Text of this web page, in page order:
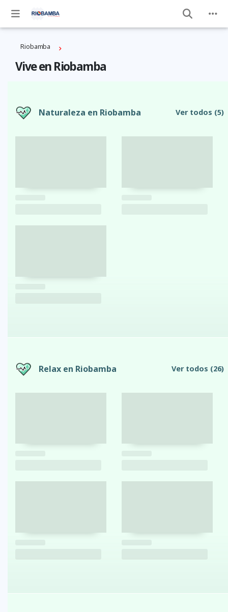
Riobamba
Vive en Riobamba
Naturaleza en Riobamba Ver todos (5)
Relax en Riobamba Ver todos (26)